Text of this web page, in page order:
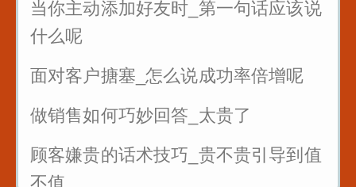
当你主动添加好友时_第一句话应该说
什么呢
面对客户搪塞_怎么说成功率倍增呢
做销售如何巧妙回答_太贵了
顾客嫌贵的话术技巧_贵不贵引导到值
不值